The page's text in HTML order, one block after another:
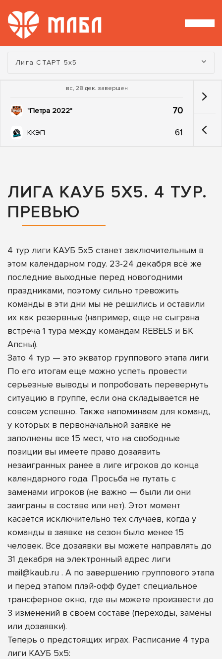
Турнир:
Лига СТАРТ 5х5
вс, 28 дек. завершен
"Петра 2022" 70
ККЭП 61
ЛИГА КАУБ 5Х5. 4 ТУР.
ПРЕВЬЮ
4 тур лиги КАУБ 5х5 станет заключительным в
этом календарном году. 23-24 декабря всё же
последние выходные перед новогодними
праздниками, поэтому сильно тревожить
команды в эти дни мы не решились и оставили
их как резервные (например, еще не сыграна
встреча 1 тура между командам REBELS и БК
Апсны).
Зато 4 тур — это экватор группового этапа лиги.
По его итогам еще можно успеть провести
серьезные выводы и попробовать перевернуть
ситуацию в группе, если она складывается не
совсем успешно. Также напоминаем для команд,
у которых в первоначальной заявке не
заполнены все 15 мест, что на свободные
позиции вы имеете право дозаявить
незаигранных ранее в лиге игроков до конца
календарного года. Просьба не путать с
заменами игроков (не важно — были ли они
заиграны в составе или нет). Этот момент
касается исключительно тех случаев, когда у
команды в заявке на сезон было менее 15
человек. Все дозаявки вы можете направлять до
31 декабря на электронный адрес лиги
mail@kaub.ru . А по завершению группового этапа
и перед этапом плэй-офф будет специальное
трансферное окно, где вы можете произвести до
3 изменений в своем составе (переходы, замены
или дозаявки).
Теперь о предстоящих играх. Расписание 4 тура
лиги КАУБ 5х5: